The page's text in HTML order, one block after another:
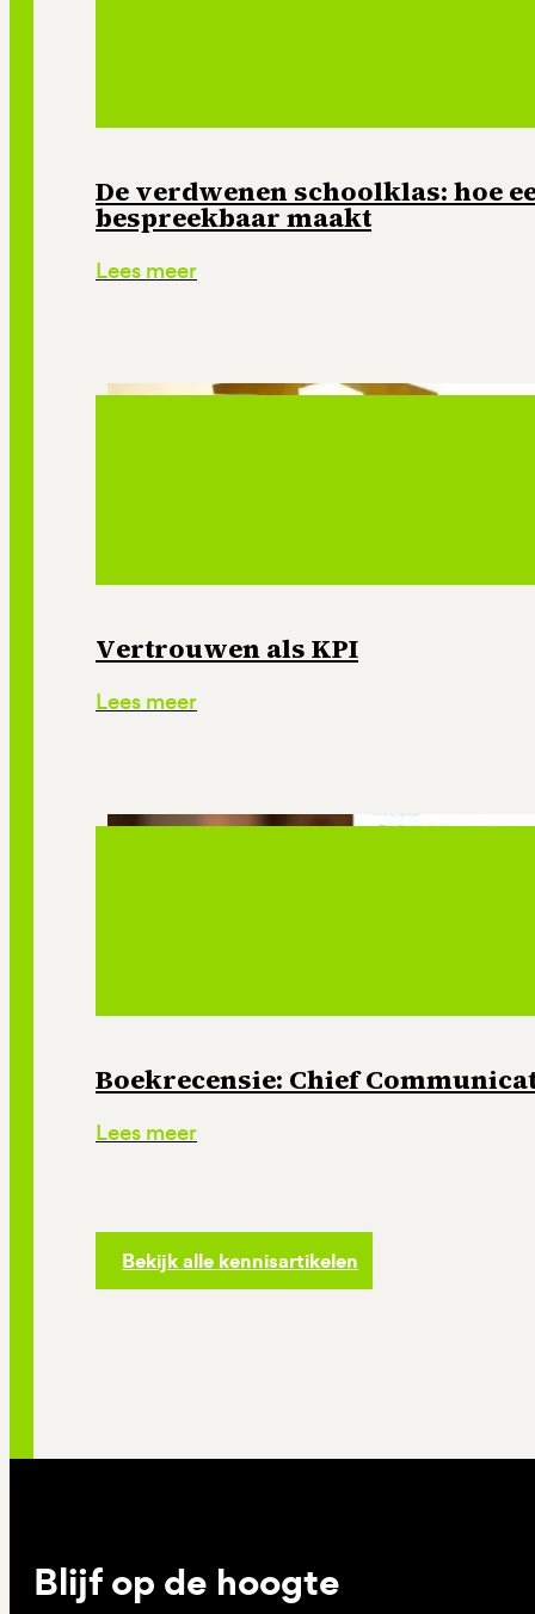
De verdwenen schoolklas: hoe
bespreekbaar maakt
Lees meer
Vertrouwen als KPI
Lees meer
Boekrecensie: Chief
Lees meer
Bekijk alle kennisartikelen
Blijf op de hoogte